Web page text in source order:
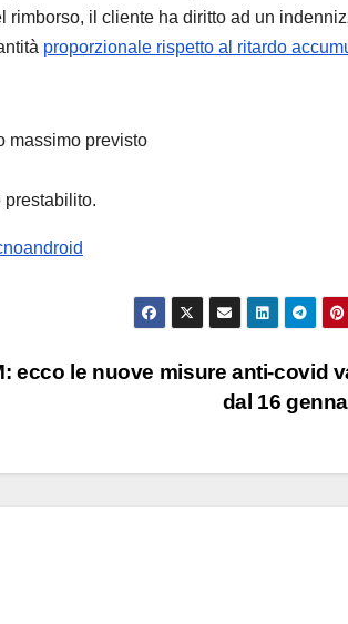
rimborso, il cliente ha diritto ad un
proporzionale rispetto al ritardo
massimo previsto
prestabilito.
ecco le nuove misure anti-covid
dal 16